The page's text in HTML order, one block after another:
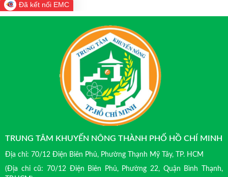
Đã kết nối EMC
TRUNG TÂM KHUYẾN NÔNG THÀNH PHỐ HỒ CHÍ MINH
Địa chỉ: 70/12 Điện Biên Phủ, Phường Thạnh Mỹ Tây, TP. HCM
(Địa chỉ cũ: 70/12 Điện Biên Phủ, Phường 22, Quận Bình Thạnh,